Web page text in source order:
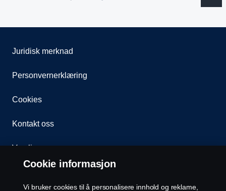
Juridisk merknad
Personvernerklæring
Cookies
Kontakt oss
Varsling
Cookie informasjon
Vi bruker cookies til å personalisere innhold og reklame,